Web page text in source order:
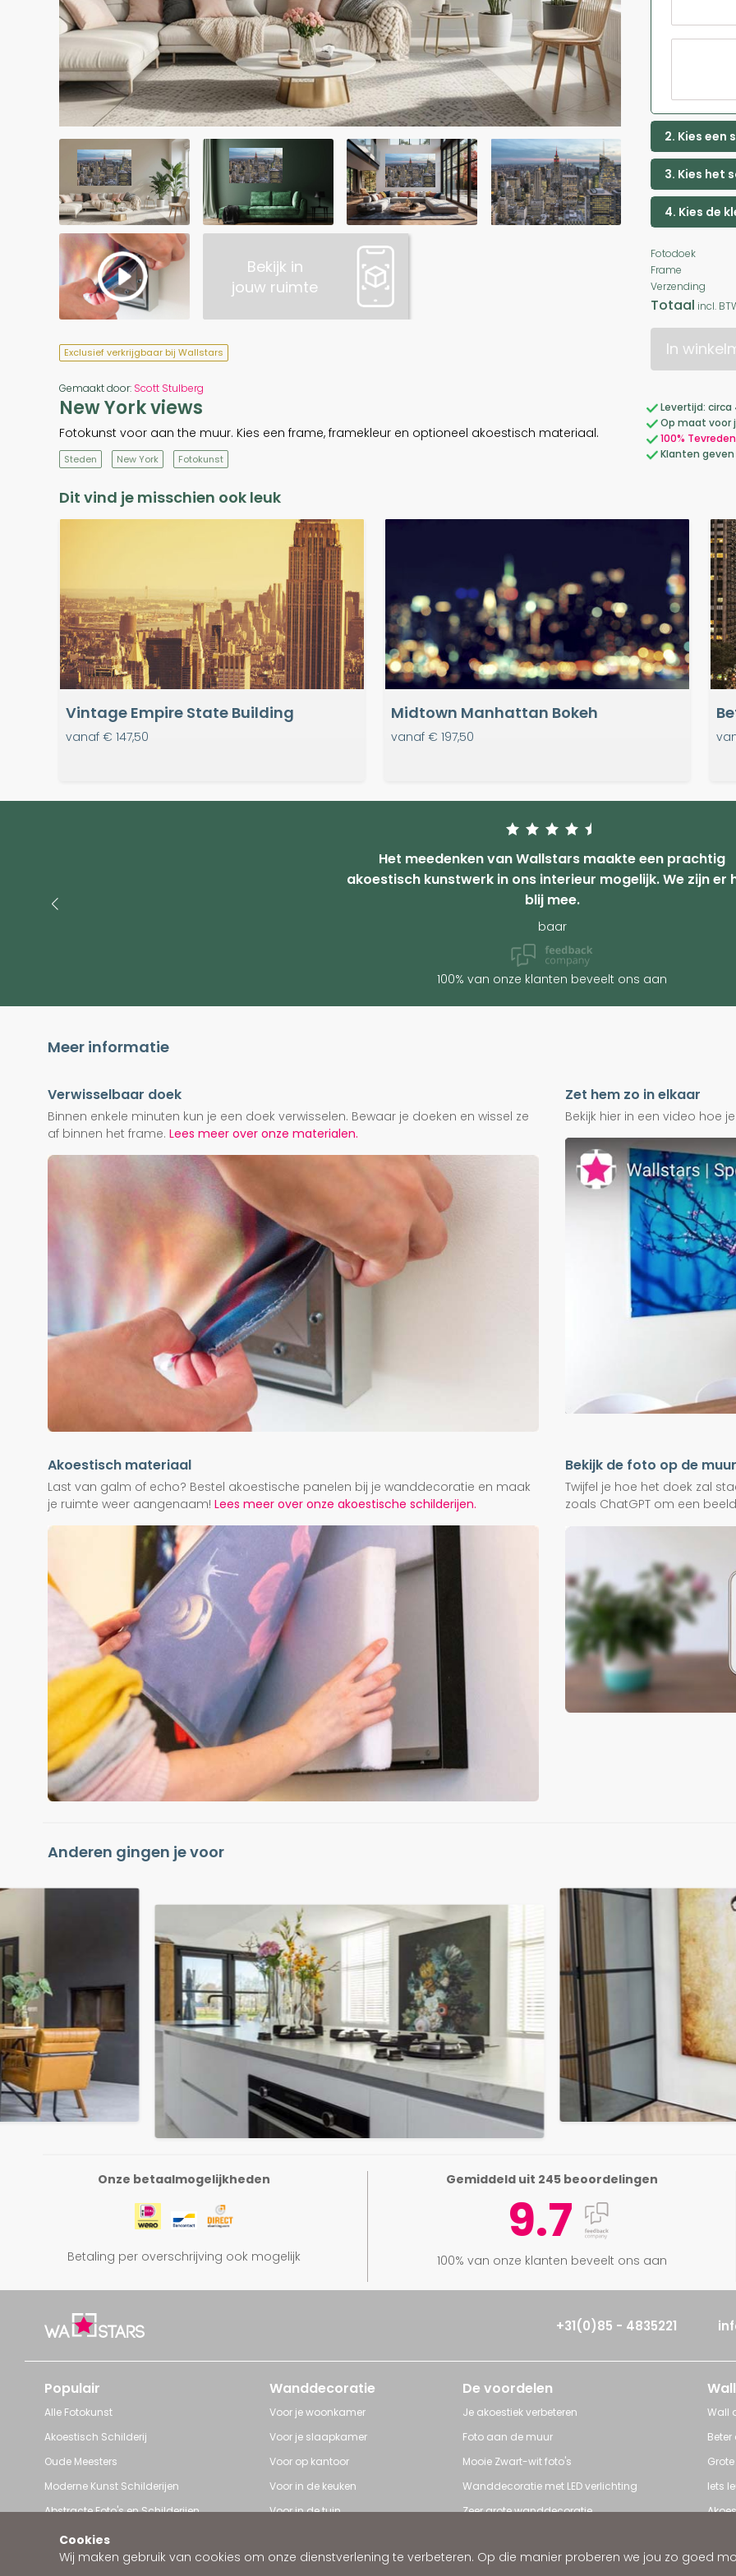
Cookies
Wij maken gebruik van cookies om onze dienstverlening te verbeteren. Op die manier proberen we jou zo goed
Bekijk in
jouw ruimte
Exclusief verkrijgbaar bij Wallstars
Gemaakt door: Scott Stulberg
New York views
Fotokunst voor aan the muur. Kies een frame, framekleur en optioneel akoestisch materiaal.
Steden New York Fotokunst
2. Kies een
3. Kies het
4. Kies de
Fotodoek
Frame
Verzending
Totaal incl.
In
Levertijd:
Op maat voor
100%
Klanten
Dit vind je misschien ook leuk
Vintage Empire State Building
vanaf € 147,50
Midtown Manhattan Bokeh
vanaf € 197,50
Het meedenken van Wallstars maakte een prachtig
akoestisch kunstwerk in ons interieur mogelijk. We zijn er
blij mee.
baar
100% van onze klanten beveelt ons aan
Meer informatie
Verwisselbaar doek
Binnen enkele minuten kun je een doek verwisselen. Bewaar je doeken en wissel ze
af binnen het frame. Lees meer over onze materialen.
Zet hem zo in elkaar
Bekijk hier in een video hoe
Akoestisch materiaal
Last van galm of echo? Bestel akoestische panelen bij je wanddecoratie en maak
je ruimte weer aangenaam! Lees meer over onze akoestische schilderijen.
Bekijk de foto op de muur
Twijfel je hoe het doek zal
zoals ChatGPT om een
Anderen gingen je voor
Onze betaalmogelijkheden
Betaling per overschrijving ook mogelijk
Gemiddeld uit 245 beoordelingen
9.7
100% van onze klanten beveelt ons aan
+31(0)85 - 4835221
Populair
Alle Fotokunst
Akoestisch Schilderij
Oude Meesters
Moderne Kunst Schilderijen
Abstracte Foto's en Schilderijen
Pop Art schilderijen
Art Frame van Wallstars
Wanddecoratie
Voor je woonkamer
Voor je slaapkamer
Voor op kantoor
Voor in de keuken
Voor in de tuin
Zakelijke wanddecoratie
De voordelen
Je akoestiek verbeteren
Foto aan de muur
Mooie Zwart-wit foto's
Wanddecoratie met LED verlichting
Zeer grote wanddecoratie
Wall
Iets